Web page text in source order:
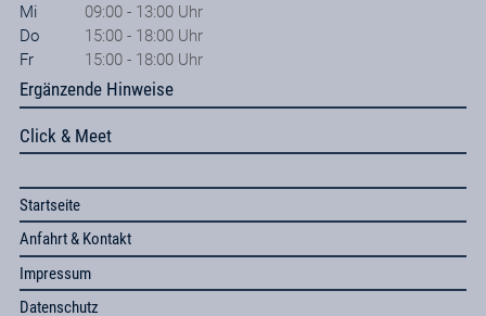
Mi
09:00 - 13:00 Uhr
Do
15:00 - 18:00 Uhr
Fr
15:00 - 18:00 Uhr
Ergänzende Hinweise
Click & Meet
Startseite
Anfahrt & Kontakt
Impressum
Datenschutz